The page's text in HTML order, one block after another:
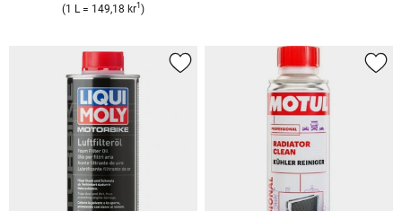
(1 L = 149,18 kr1 )